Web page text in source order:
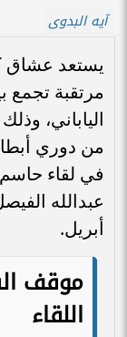
آيه البدوى
يستعد عشاق
مرتقبة
الياباني،
في لقاء حاسم
أبريل.
موقف
اللقاء